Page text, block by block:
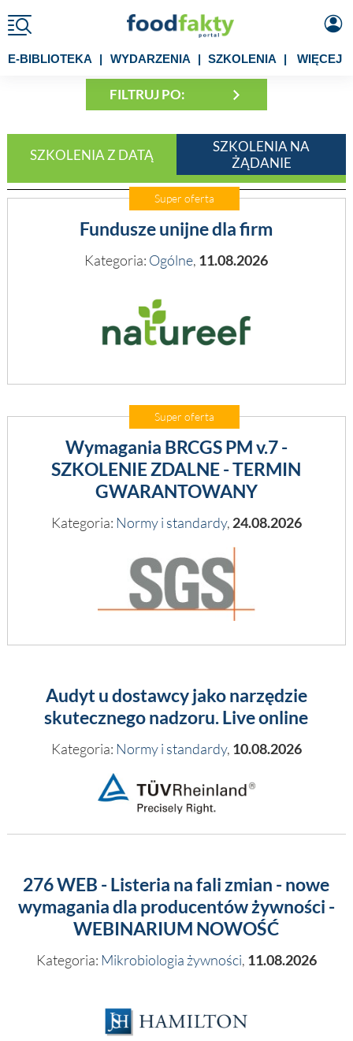
E-BIBLIOTEKA | WYDARZENIA | SZKOLENIA | WIĘCEJ
FILTRUJ PO:
SZKOLENIA Z DATĄ
SZKOLENIA NA
ŻĄDANIE
Fundusze unijne dla firm
Kategoria: Ogólne, 11.08.2026
Super oferta
Wymagania BRCGS PM v.7 -
SZKOLENIE ZDALNE - TERMIN
GWARANTOWANY
Kategoria: Normy i standardy, 24.08.2026
Super oferta
Audyt u dostawcy jako narzędzie
skutecznego nadzoru. Live online
Kategoria: Normy i standardy, 10.08.2026
276 WEB - Listeria na fali zmian - nowe
wymagania dla producentów żywności -
WEBINARIUM NOWOŚĆ
Kategoria: Mikrobiologia żywności, 11.08.2026